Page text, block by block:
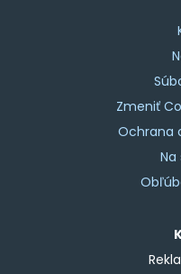
Zmeniť
Ochrana